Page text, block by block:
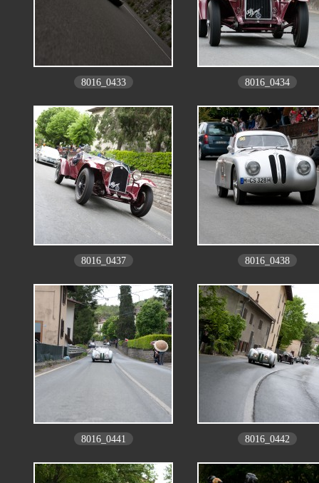
8016_0433 8016_0434
8016_0437 8016_0438
8016_0441 8016_0442